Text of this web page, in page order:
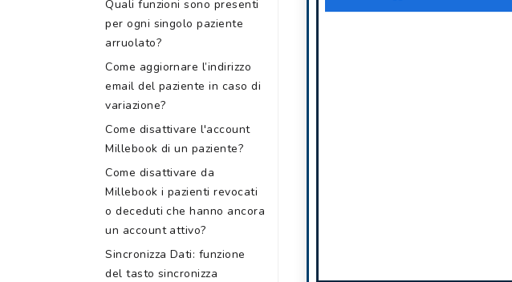
Quali funzioni sono presenti
per ogni singolo paziente
arruolato?
Come aggiornare l’indirizzo
email del paziente in caso di
variazione?
Come disattivare l'account
Millebook di un paziente?
Come disattivare da
Millebook i pazienti revocati
o deceduti che hanno ancora
un account attivo?
Sincronizza Dati: funzione
del tasto sincronizza